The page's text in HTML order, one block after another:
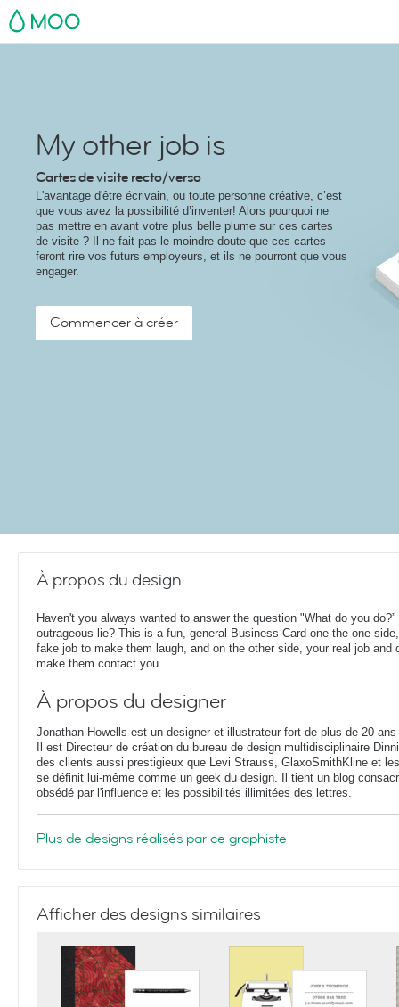
MOO
My other job is
Cartes de visite recto/verso
L'avantage d'être écrivain, ou toute personne créative, c’est
que vous avez la possibilité d’inventer! Alors pourquoi ne
pas mettre en avant votre plus belle plume sur ces cartes
de visite ? Il ne fait pas le moindre doute que ces cartes
feront rire vos futurs employeurs, et ils ne pourront que vous
engager.
Commencer à créer
À propos du design
Haven't you always wanted to answer the question "What do you do?”
outrageous lie? This is a fun, general Business Card one the one
fake job to make them laugh, and on the other side, your real job and
make them contact you.
À propos du designer
Jonathan Howells est un designer et illustrateur fort de plus de 20
Il est Directeur de création du bureau de design multidisciplinaire
des clients aussi prestigieux que Levi Strauss, GlaxoSmithKline et
se définit lui-même comme un geek du design. Il tient un blog
obsédé par l'influence et les possibilités illimitées des lettres.
Plus de designs réalisés par ce graphiste
Afficher des designs similaires